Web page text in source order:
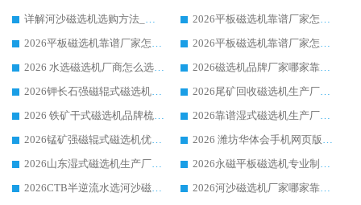
详解河沙磁选机选购方法_除铁器品牌及华体会手机网页版-华体会(中国) 企业解析
2026平板磁选机靠谱厂家怎么选？华体会手机网页版-华体会(中国) 凭硬实力甄选合作品牌
2026平板磁选机靠谱厂家怎么选？华体会手机网页版-华体会(中国) 凭硬实力甄选合作品牌
2026平板磁选机靠谱厂家怎么选？华体会手机网页版-华体会(中国) 凭硬实力甄选合作品牌
2026 水选磁选机厂商怎么选 潍坊华体会手机网页版-华体会(中国) 技术实力强
2026磁选机品牌厂家哪家靠谱?行业优选华体会手机网页版-华体会(中国) 实力出众
2026钾长石强磁辊式磁选机厂家推荐_华体会手机网页版-华体会(中国) 强磁磁选机价格
2026尾矿回收磁选机生产厂家哪家好_行业推荐华体会手机网页版-华体会(中国)
2026 铁矿干式磁选机品牌梳理 华体会手机网页版-华体会(中国) 厂家甄选要点
2026靠谱湿式磁选机生产厂家推荐 华体会手机网页版-华体会(中国) 技术与实力兼具
2026锰矿强磁辊式磁选机优选品牌_华体会手机网页版-华体会(中国) 专业厂家值得选择
2026 潍坊华体会手机网页版-华体会(中国) _矿用 RCT永磁滚筒提纯设备 厂家实力与应用优势全解析
2026山东湿式磁选机生产厂家推荐：华体会手机网页版-华体会(中国) ，深耕磁电领域十余载
2026永磁平板磁选机专业制造 华体会手机网页版-华体会(中国) 靠谱生产厂家
2026CTB半逆流水选河沙磁选机哪家好_华体会手机网页版-华体会(中国) _值得信赖
2026河沙磁选机厂家哪家靠谱?华体会手机网页版-华体会(中国) 优质河沙磁选机厂家推荐